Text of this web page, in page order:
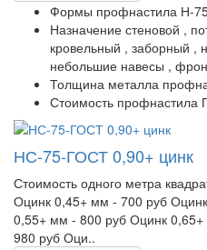
Формы профнастила Н-
Назначение стеновой ,
кровельный , заборный ,
небольшие навесы ,
Толщина металла
Стоимость профнастила
НС-75-ГОСТ 0,90+ цинк
Стоимость одного метра
Оцинк 0,45+ мм - 700 руб
0,55+ мм - 800 руб Оцинк
980 руб Оци..